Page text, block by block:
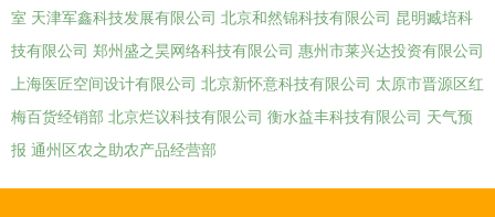
室 天津军鑫科技发展有限公司 北京和然锦科技有限公司 昆明臧培科
技有限公司 郑州盛之昊网络科技有限公司 惠州市莱兴达投资有限公司
上海医匠空间设计有限公司 北京新怀意科技有限公司 太原市晋源区红
梅百货经销部 北京烂议科技有限公司 衡水益丰科技有限公司 天气预
报 通州区农之助农产品经营部